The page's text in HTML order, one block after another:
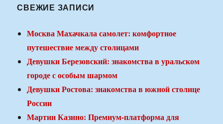
СВЕЖИЕ ЗАПИСИ
Москва Махачкала самолет: комфортное
путешествие между столицами
Девушки Березовский: знакомства в уральском
городе с особым шармом
Девушки Ростова: знакомства в южной столице
России
Мартин Казино: Премиум-платформа для